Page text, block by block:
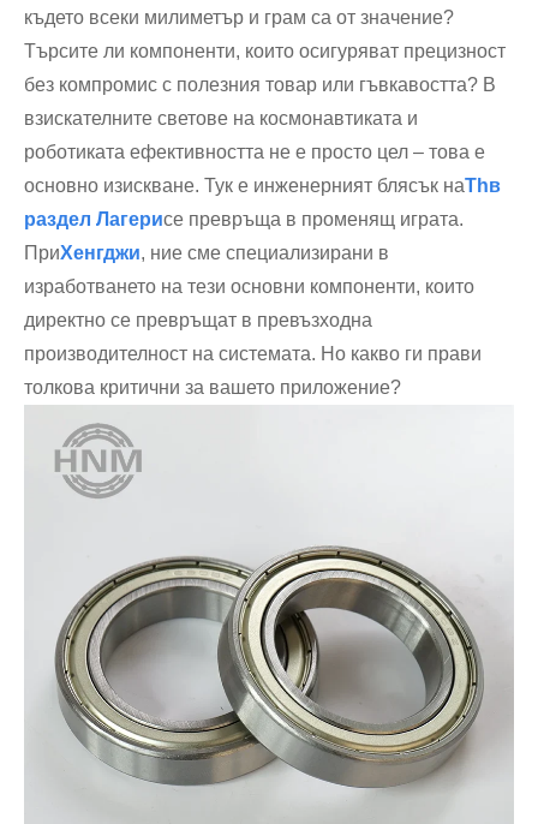
където всеки милиметър и грам са от значение?
Търсите ли компоненти, които осигуряват прецизност
без компромис с полезния товар или гъвкавостта? В
взискателните светове на космонавтиката и
роботиката ефективността не е просто цел – това е
основно изискване. Тук е инженерният блясък наThв
раздел Лагерисе превръща в променящ играта.
ПриХенгджи, ние сме специализирани в
изработването на тези основни компоненти, които
директно се превръщат в превъзходна
производителност на системата. Но какво ги прави
толкова критични за вашето приложение?